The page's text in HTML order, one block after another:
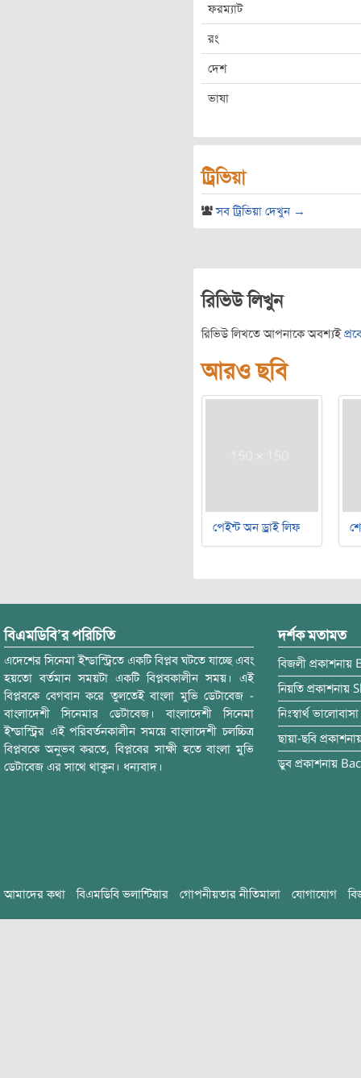
ফরম্যাট
রং
দেশ
ভাষা
ট্রিভিয়া
সব ট্রিভিয়া দেখুন →
রিভিউ লিখুন
রিভিউ লিখতে আপনাকে অবশ্যই
আরও ছবি
পেইন্ট অন ড্রাই লিফ
বিএমডিবি’র পরিচিতি
এদেশের সিনেমা ইন্ডাস্ট্রিতে একটি বিপ্লব ঘটতে যাচ্ছে এবং
হয়তো বর্তমান সময়টা একটি বিপ্লবকালীন সময়। এই
বিপ্লবকে বেগবান করে তুলতেই বাংলা মুভি ডেটাবেজ -
বাংলাদেশী সিনেমার ডেটাবেজ। বাংলাদেশী সিনেমা
ইন্ডাস্ট্রির এই পরিবর্তনকালীন সময়ে বাংলাদেশী চলচ্চিত্র
বিপ্লবকে অনুভব করতে, বিপ্লবের সাক্ষী হতে বাংলা মুভি
ডেটাবেজ এর সাথে থাকুন। ধন্যবাদ।
দর্শক মতামত
বিজলী প্রকাশনায়
নিয়তি প্রকাশনায়
নিঃস্বার্থ ভালোবাসা
ছায়া-ছবি
ডুব প্রকাশনায়
আমাদের কথা বিএমডিবি ভলান্টিয়ার গোপনীয়তার নীতিমালা যোগাযোগ